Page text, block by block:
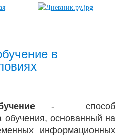
в
- способ
обучения, основанный на
информационных